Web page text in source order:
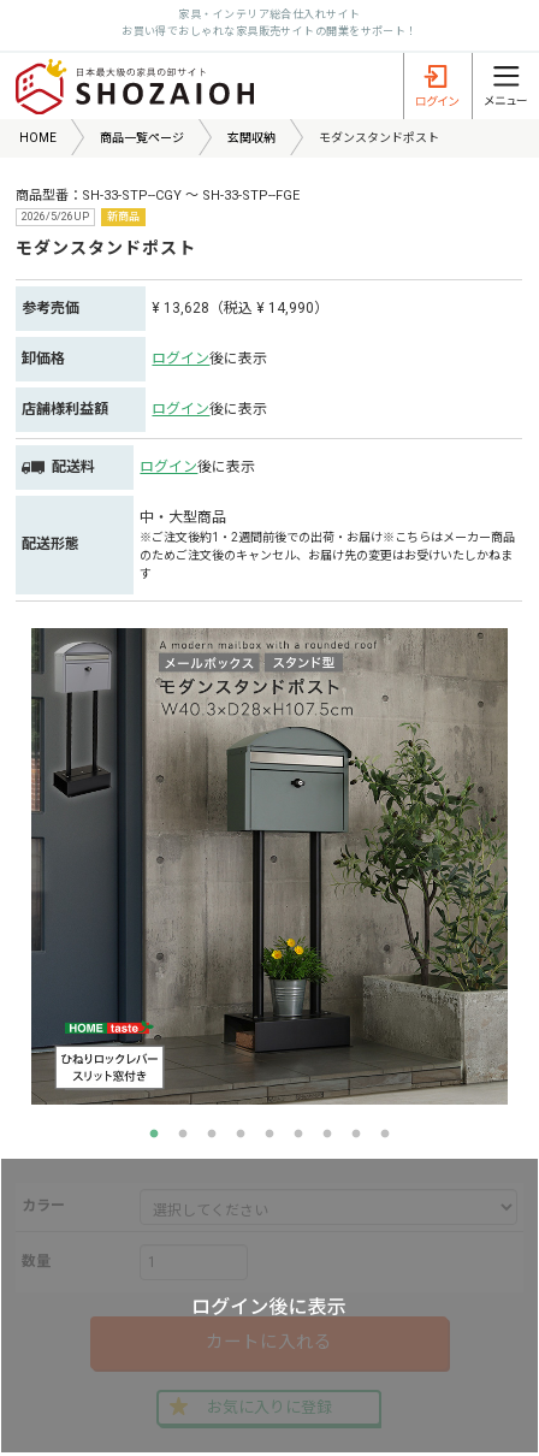
家具・インテリア総合仕入れサイト
お買い得でおしゃれな家具販売サイトの開業をサポート！
HOME 商品一覧ページ 玄関収納 モダンスタンドポスト
商品型番：SH-33-STP--CGY ～ SH-33-STP--FGE
2026/5/26UP 新商品
モダンスタンドポスト
参考売価 ¥ 13,628（税込 ¥ 14,990）
卸価格 ログイン後に表示
店舗様利益額 ログイン後に表示
配送料 ログイン後に表示
配送形態
中・大型商品
※ご注文後約1・2週間前後での出荷・お届け※こちらはメーカー商品
のためご注文後のキャンセル、お届け先の変更はお受けいたしかねま
す
カラー
数量
カートに入れる
お気に入りに登録